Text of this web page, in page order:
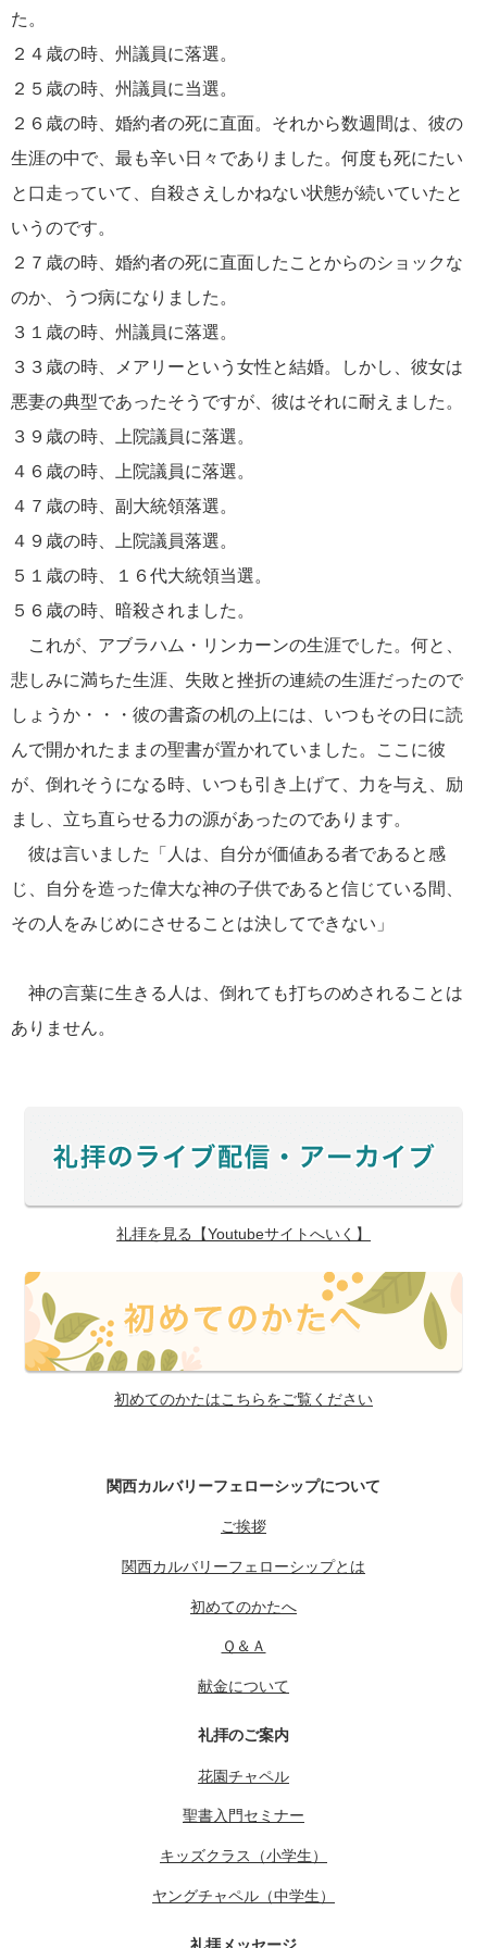
た。
２４歳の時、州議員に落選。
２５歳の時、州議員に当選。
２６歳の時、婚約者の死に直面。それから数週間は、彼の
生涯の中で、最も辛い日々でありました。何度も死にたい
と口走っていて、自殺さえしかねない状態が続いていたと
いうのです。
２７歳の時、婚約者の死に直面したことからのショックな
のか、うつ病になりました。
３１歳の時、州議員に落選。
３３歳の時、メアリーという女性と結婚。しかし、彼女は
悪妻の典型であったそうですが、彼はそれに耐えました。
３９歳の時、上院議員に落選。
４６歳の時、上院議員に落選。
４７歳の時、副大統領落選。
４９歳の時、上院議員落選。
５１歳の時、１６代大統領当選。
５６歳の時、暗殺されました。
これが、アブラハム・リンカーンの生涯でした。何と、
悲しみに満ちた生涯、失敗と挫折の連続の生涯だったので
しょうか・・・彼の書斎の机の上には、いつもその日に読
んで開かれたままの聖書が置かれていました。ここに彼
が、倒れそうになる時、いつも引き上げて、力を与え、励
まし、立ち直らせる力の源があったのであります。
彼は言いました「人は、自分が価値ある者であると感
じ、自分を造った偉大な神の子供であると信じている間、
その人をみじめにさせることは決してできない」
神の言葉に生きる人は、倒れても打ちのめされることは
ありません。
礼拝を見る【Youtubeサイトへいく】
初めてのかたはこちらをご覧ください
関西カルバリーフェローシップについて
ご挨拶
関西カルバリーフェローシップとは
初めてのかたへ
Ｑ＆Ａ
献金について
礼拝のご案内
花園チャペル
聖書入門セミナー
キッズクラス（小学生）
ヤングチャペル（中学生）